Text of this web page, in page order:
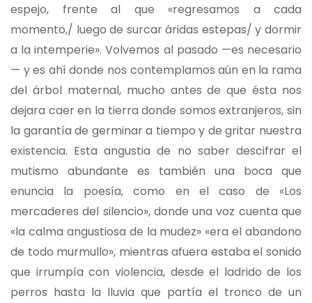
espejo, frente al que «regresamos a cada
momento,/ luego de surcar áridas estepas/ y dormir
a la intemperie». Volvemos al pasado —es necesario
— y es ahí donde nos contemplamos aún en la rama
del árbol maternal, mucho antes de que ésta nos
dejara caer en la tierra donde somos extranjeros, sin
la garantía de germinar a tiempo y de gritar nuestra
existencia. Esta angustia de no saber descifrar el
mutismo abundante es también una boca que
enuncia la poesía, como en el caso de «Los
mercaderes del silencio», donde una voz cuenta que
«la calma angustiosa de la mudez» «era el abandono
de todo murmullo», mientras afuera estaba el sonido
que irrumpía con violencia, desde el ladrido de los
perros hasta la lluvia que partía el tronco de un